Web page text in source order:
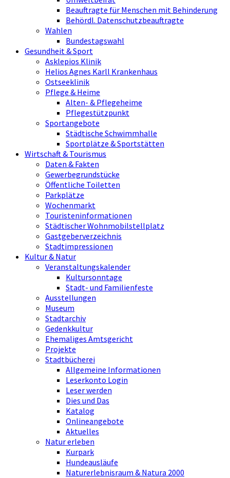
Beauftragte für Menschen mit Behinderung
Behördl. Datenschutzbeauftragte
Wahlen
Bundestagswahl
Gesundheit & Sport
Asklepios Klinik
Helios Agnes Karll Krankenhaus
Ostseeklinik
Pflege & Heime
Alten- & Pflegeheime
Pflegestützpunkt
Sportangebote
Städtische Schwimmhalle
Sportplätze & Sportstätten
Wirtschaft & Tourismus
Daten & Fakten
Gewerbegrundstücke
Öffentliche Toiletten
Parkplätze
Wochenmarkt
Touristeninformationen
Städtischer Wohnmobilstellplatz
Gastgeberverzeichnis
Stadtimpressionen
Kultur & Natur
Veranstaltungskalender
Kultursonntage
Stadt- und Familienfeste
Ausstellungen
Museum
Stadtarchiv
Gedenkkultur
Ehemaliges Amtsgericht
Projekte
Stadtbücherei
Allgemeine Informationen
Leserkonto Login
Leser werden
Dies und Das
Katalog
Onlineangebote
Aktuelles
Natur erleben
Kurpark
Hundeausläufe
Naturerlebnisraum & Natura 2000